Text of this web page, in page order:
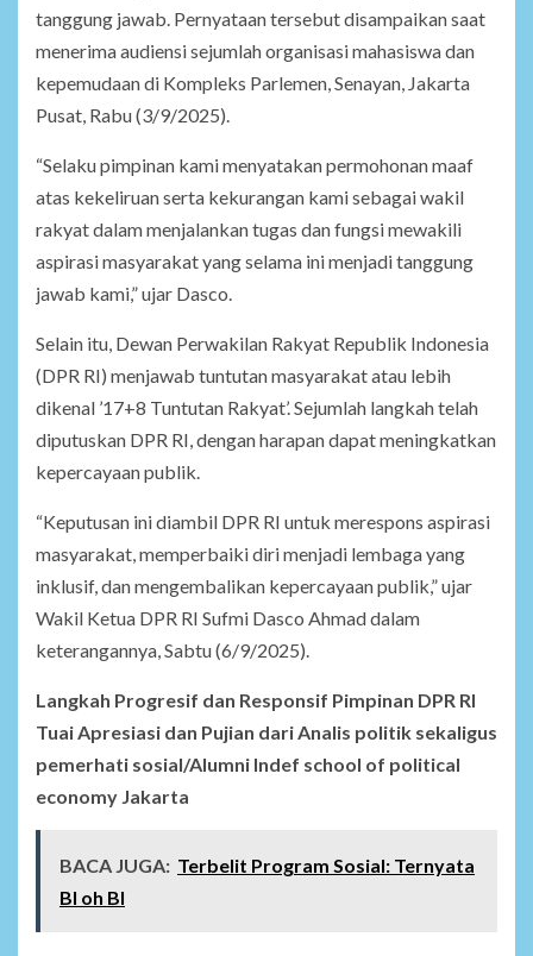
tanggung jawab. Pernyataan tersebut disampaikan saat
menerima audiensi sejumlah organisasi mahasiswa dan
kepemudaan di Kompleks Parlemen, Senayan, Jakarta
Pusat, Rabu (3/9/2025).
“Selaku pimpinan kami menyatakan permohonan maaf
atas kekeliruan serta kekurangan kami sebagai wakil
rakyat dalam menjalankan tugas dan fungsi mewakili
aspirasi masyarakat yang selama ini menjadi tanggung
jawab kami,” ujar Dasco.
Selain itu, Dewan Perwakilan Rakyat Republik Indonesia
(DPR RI) menjawab tuntutan masyarakat atau lebih
dikenal ’17+8 Tuntutan Rakyat’. Sejumlah langkah telah
diputuskan DPR RI, dengan harapan dapat meningkatkan
kepercayaan publik.
“Keputusan ini diambil DPR RI untuk merespons aspirasi
masyarakat, memperbaiki diri menjadi lembaga yang
inklusif, dan mengembalikan kepercayaan publik,” ujar
Wakil Ketua DPR RI Sufmi Dasco Ahmad dalam
keterangannya, Sabtu (6/9/2025).
Langkah Progresif dan Responsif Pimpinan DPR RI
Tuai Apresiasi dan Pujian dari Analis politik sekaligus
pemerhati sosial/Alumni Indef school of political
economy Jakarta
BACA JUGA: Terbelit Program Sosial: Ternyata
BI oh BI